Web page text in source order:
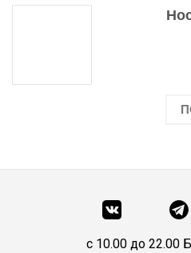
c 10.00 до 22.00